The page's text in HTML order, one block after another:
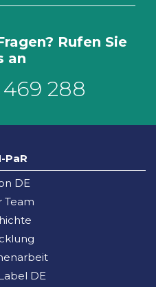
Rufen Sie
an
288
PaR
DE
Team
DE